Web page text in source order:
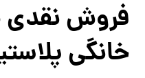
فروش نقدی
خانگی